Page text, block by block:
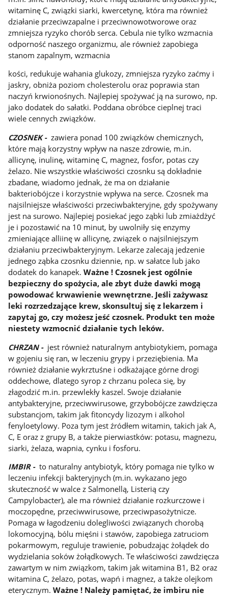
witaminę C, związki siarki, kwercetynę, która ma również
działanie przeciwzapalne i przeciwnowotworowe oraz
zmniejsza ryzyko chorób serca. Cebula nie tylko wzmacnia
odporność naszego organizmu, ale również zapobiega
stanom zapalnym, wzmacnia
kości, redukuje wahania glukozy, zmniejsza ryzyko zaćmy i
jaskry, obniża poziom cholesterolu oraz poprawia stan
naczyń krwionośnych. Najlepiej spożywać ją na surowo, np.
jako dodatek do sałatki. Poddana obróbce cieplnej traci
wiele cennych związków.
CZOSNEK -zawiera ponad 100 związków chemicznych,
które mają korzystny wpływ na nasze zdrowie, m.in.
allicynę, inulinę, witaminę C, magnez, fosfor, potas czy
żelazo. Nie wszystkie właściwości czosnku są dokładnie
zbadane, wiadomo jednak, że ma on działanie
bakteriobójcze i korzystnie wpływa na serce. Czosnek ma
najsilniejsze właściwości przeciwbakteryjne, gdy spożywany
jest na surowo. Najlepiej posiekać jego ząbki lub zmiażdżyć
je i pozostawić na 10 minut, by uwolniły się enzymy
zmieniające alliinę w allicynę, związek o najsilniejszym
działaniu przeciwbakteryjnym. Lekarze zalecają jedzenie
jednego ząbka czosnku dziennie, np. w sałatce lub jako
dodatek do kanapek.Ważne ! Czosnek jest ogólnie
bezpieczny do spożycia, ale zbyt duże dawki mogą
powodować krwawienie wewnętrzne. Jeśli zażywasz
leki rozrzedzające krew, skonsultuj się z lekarzem i
zapytaj go, czy możesz jeść czosnek. Produkt ten może
niestety wzmocnić działanie tych leków.
CHRZAN - jest również naturalnym antybiotykiem, pomaga
w gojeniu się ran, w leczeniu grypy i przeziębienia. Ma
również działanie wykrztuśne i odkażające górne drogi
oddechowe, dlatego syrop z chrzanu poleca się, by
złagodzić m.in. przewlekły kaszel. Swoje działanie
antybakteryjne, przeciwwirusowe, grzybobójcze zawdzięcza
substancjom, takim jak fitoncydy lizozym i alkohol
fenyloetylowy. Poza tym jest źródłem witamin, takich jak A,
C, E oraz z grupy B, a także pierwiastków: potasu, magnezu,
siarki, żelaza, wapnia, cynku i fosforu.
IMBIR - to naturalny antybiotyk, który pomaga nie tylko w
leczeniu infekcji bakteryjnych (m.in. wykazano jego
skuteczność w walce z Salmonellą, Listerią czy
Campylobacter), ale ma również działanie rozkurczowe i
moczopędne, przeciwwirusowe, przeciwpasożytnicze.
Pomaga w łagodzeniu dolegliwości związanych chorobą
lokomocyjną, bólu mięśni i stawów, zapobiega zatruciom
pokarmowym, reguluje trawienie, pobudzając żołądek do
wydzielania soków żołądkowych. Te właściwości zawdzięcza
zawartym w nim związkom, takim jak witamina B1, B2 oraz
witamina C, żelazo, potas, wapń i magnez, a także olejkom
eterycznym.Ważne ! Należy pamiętać, że imbiru nie